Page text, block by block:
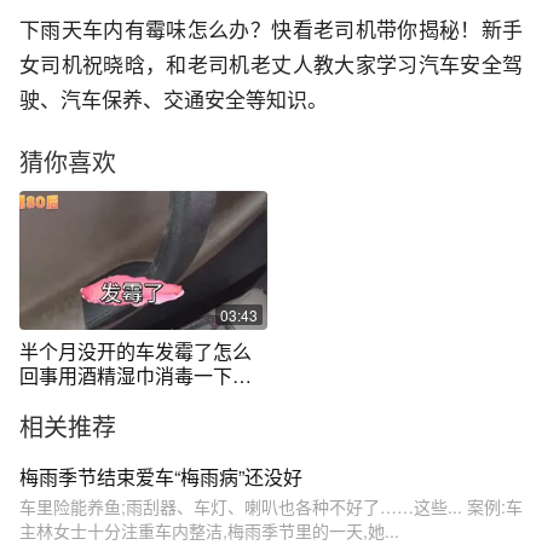
下雨天车内有霉味怎么办？快看老司机带你揭秘！新手
女司机祝晓晗，和老司机老丈人教大家学习汽车安全驾
驶、汽车保养、交通安全等知识。
猜你喜欢
03:43
半个月没开的车发霉了怎么
回事用酒精湿巾消毒一下有
相关推荐
梅雨季节结束爱车“梅雨病”还没好
车里险能养鱼;雨刮器、车灯、喇叭也各种不好了……这些... 案例:车
主林女士十分注重车内整洁,梅雨季节里的一天,她...